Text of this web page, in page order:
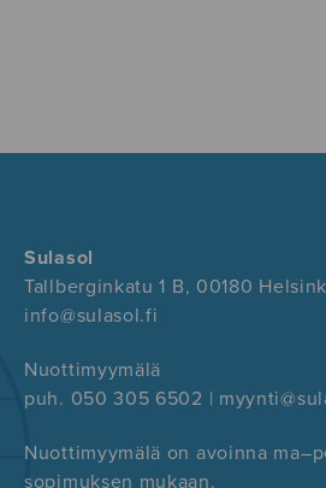
Sulasol
Tallberginkatu 1 B, 00180
info@sulasol.fi
Nuottimyymälä
puh. 050 305 6502 |
Nuottimyymälä on avoinna
sopimuksen mukaan.